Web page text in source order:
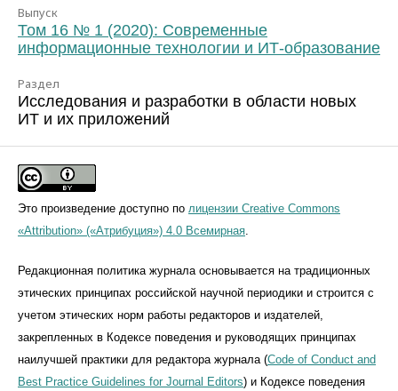
Выпуск
Том 16 № 1 (2020): Современные
информационные технологии и ИТ-образование
Раздел
Исследования и разработки в области новых
ИТ и их приложений
Это произведение доступно по лицензии Creative Commons
«Attribution» («Атрибуция») 4.0 Всемирная.
Редакционная политика журнала основывается на традиционных
этических принципах российской научной периодики и строится с
учетом этических норм работы редакторов и издателей,
закрепленных в Кодексе поведения и руководящих принципах
наилучшей практики для редактора журнала (Code of Conduct and
Best Practice Guidelines for Journal Editors) и Кодексе поведения